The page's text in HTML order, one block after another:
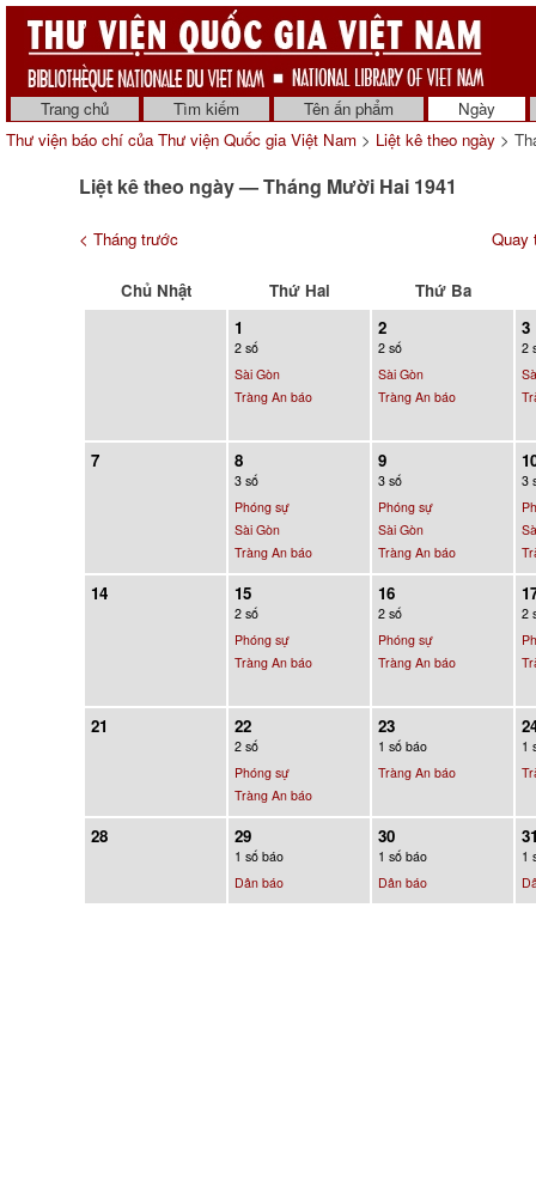
Trang chủ Tìm kiếm Tên ấn phẩm
Ngày
Thư viện báo chí của Thư viện Quốc gia Việt Nam > Liệt kê theo ngày >
Liệt kê theo ngày — Tháng Mười Hai 1941
< Tháng trước Quay
Chủ Nhật Thứ Hai
Thứ Ba
1
2 số
Sài Gòn
Tràng An báo
2
2 số
Sài Gòn
Tràng An báo
3
2
7 8
3 số
Phóng sự
Sài Gòn
Tràng An báo
9
3 số
Phóng sự
Sài Gòn
Tràng An báo
3
14 15
2 số
Phóng sự
Tràng An báo
16
2 số
Phóng sự
Tràng An báo
2
21 22
2 số
Phóng sự
Tràng An báo
23
1 số báo
Tràng An báo
1
28 29
1 số báo
Dân báo
30
1 số báo
Dân báo
1